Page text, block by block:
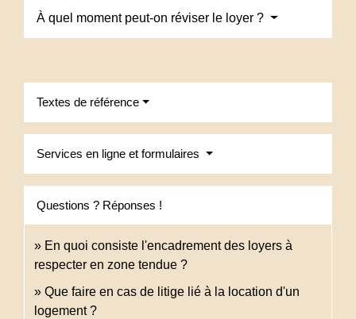
À quel moment peut-on réviser le loyer ?
Textes de référence
Services en ligne et formulaires
Questions ? Réponses !
En quoi consiste l'encadrement des loyers à
respecter en zone tendue ?
Que faire en cas de litige lié à la location d'un
logement ?